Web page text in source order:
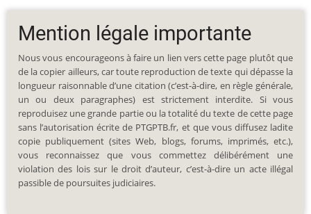
Mention légale importante
Nous vous encourageons à faire un lien vers cette page plutôt que
de la copier ailleurs, car toute reproduction de texte qui dépasse la
longueur raisonnable d’une citation (c’est-à-dire, en règle générale,
un ou deux paragraphes) est strictement interdite. Si vous
reproduisez une grande partie ou la totalité du texte de cette page
sans l’autorisation écrite de PTGPTB.fr, et que vous diffusez ladite
copie publiquement (sites Web, blogs, forums, imprimés, etc.),
vous reconnaissez que vous commettez délibérément une
violation des lois sur le droit d’auteur, c’est-à-dire un acte illégal
passible de poursuites judiciaires.